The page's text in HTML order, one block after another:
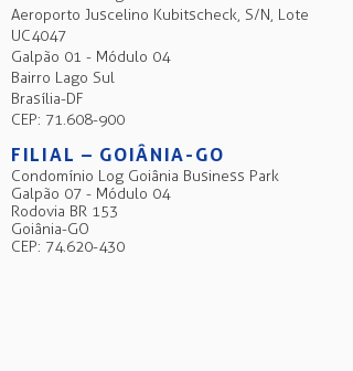
Aeroporto Juscelino Kubitscheck, S/N, Lote
UC4047
Galpão 01 - Módulo 04
Bairro Lago Sul
Brasília-DF
CEP: 71.608-900
FILIAL – GOIÂNIA-GO
Condomínio Log Goiânia Business Park
Galpão 07 - Módulo 04
Rodovia BR 153
Goiânia-GO
CEP: 74.620-430